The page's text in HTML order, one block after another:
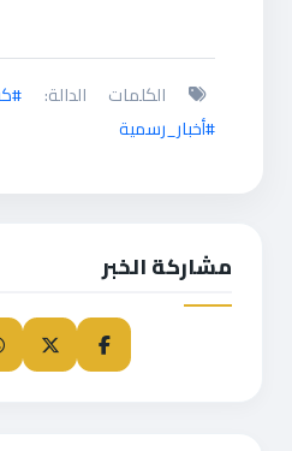
الكلمات الدالة:
#أخبار_رسمية
مشاركة الخبر